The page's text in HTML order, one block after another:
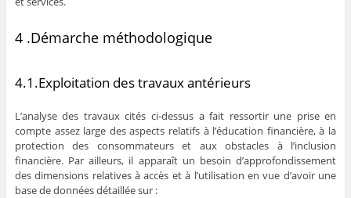
4 .Démarche méthodologique
4.1.Exploitation des travaux antérieurs
L’analyse des travaux cités ci-dessus a fait ressortir une prise en
compte assez large des aspects relatifs à l’éducation financière, à la
protection des consommateurs et aux obstacles à l’inclusion
financière. Par ailleurs, il apparaît un besoin d’approfondissement
des dimensions relatives à accès et à l’utilisation en vue d’avoir une
base de données détaillée sur :